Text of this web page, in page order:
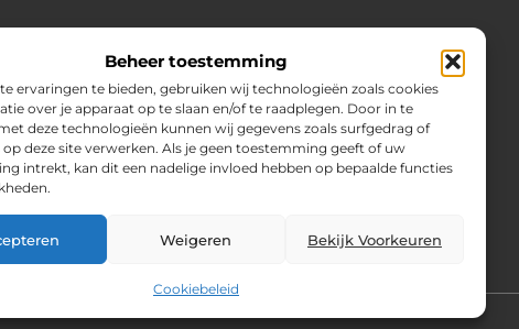
Beheer toestemming
ervaringen te bieden, gebruiken wij technologieën zoals cookies
over je apparaat op te slaan en/of te raadplegen. Door in te
deze technologieën kunnen wij gegevens zoals surfgedrag of
op deze site verwerken. Als je geen toestemming geeft of uw
intrekt, kan dit een nadelige invloed hebben op bepaalde functies
Weigeren Bekijk Voorkeuren
Cookiebeleid
Slim Bouwen aan Jouw Online Autoriteit